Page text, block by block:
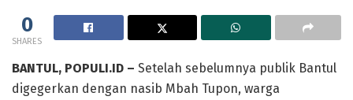
0
SHARES
BANTUL, POPULI.ID – Setelah sebelumnya publik Bantul
digegerkan dengan nasib Mbah Tupon, warga